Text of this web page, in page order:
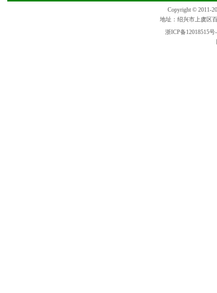
Copyright © 2011-
地址：绍兴市上虞区
浙ICP备12018515号